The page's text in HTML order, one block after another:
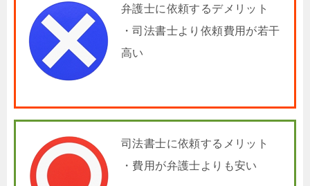
弁護士に依頼するデメリット
・司法書士より依頼費用が若干
高い
司法書士に依頼するメリット
・費用が弁護士よりも安い